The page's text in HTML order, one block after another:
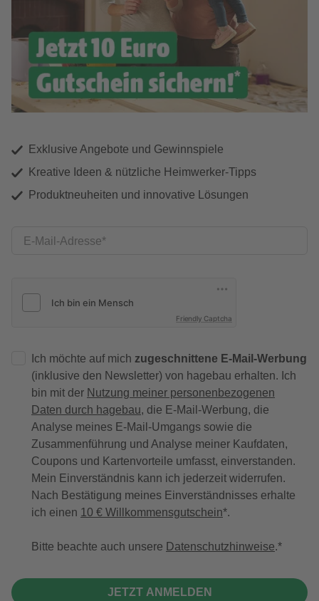
Exklusive Angebote und Gewinnspiele
Kreative Ideen & nützliche Heimwerker-Tipps
Produktneuheiten und innovative Lösungen
E-Mail-Adresse
Friendly Captcha
Ich möchte auf mich zugeschnittene E-Mail-Werbung
(inklusive den Newsletter) von hagebau erhalten. Ich
bin mit der Nutzung meiner personenbezogenen
Daten durch hagebau, die E-Mail-Werbung, die
Analyse meines E-Mail-Umgangs sowie die
Zusammenführung und Analyse meiner Kaufdaten,
Coupons und Kartenvorteile umfasst, einverstanden.
Mein Einverständnis kann ich jederzeit widerrufen.
Nach Bestätigung meines Einverständnisses erhalte
ich einen 10 € Willkommensgutschein*.
Bitte beachte auch unsere Datenschutzhinweise.
JETZT ANMELDEN